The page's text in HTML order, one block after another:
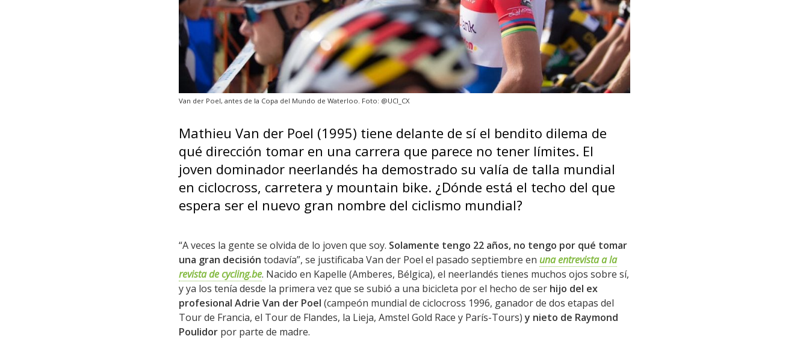
Van der Poel, antes de la Copa del Mundo de Waterloo. Foto: @UCI_CX
Mathieu Van der Poel (1995) tiene delante de sí el bendito dilema de
qué dirección tomar en una carrera que parece no tener límites. El
joven dominador neerlandés ha demostrado su valía de talla mundial
en ciclocross, carretera y mountain bike. ¿Dónde está el techo del que
espera ser el nuevo gran nombre del ciclismo mundial?
“A veces la gente se olvida de lo joven que soy. Solamente tengo 22 años, no tengo por qué tomar
una gran decisión todavía”, se justificaba Van der Poel el pasado septiembre en una entrevista a la
revista de cycling.be. Nacido en Kapelle (Amberes, Bélgica), el neerlandés tienes muchos ojos sobre sí,
y ya los tenía desde la primera vez que se subió a una bicicleta por el hecho de ser hijo del ex
profesional Adrie Van der Poel (campeón mundial de ciclocross 1996, ganador de dos etapas del
Tour de Francia, el Tour de Flandes, la Lieja, Amstel Gold Race y París-Tours)y nieto de Raymond
Poulidor por parte de madre.